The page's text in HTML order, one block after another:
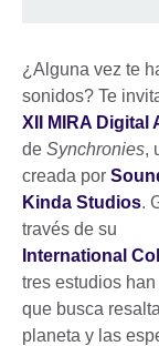
¿Alguna vez te
sonidos? Te
XII MIRA Digital
de Synchronies,
creada por
Kinda Studios.
través de su
International
tres estudios
que busca
planeta y las